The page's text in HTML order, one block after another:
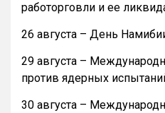
работорговли и ее
26 августа – День
29 августа –
против ядерных
30 августа –